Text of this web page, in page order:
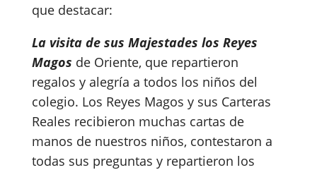
que destacar:
La visita de sus Majestades los Reyes
Magos de Oriente, que repartieron
regalos y alegría a todos los niños del
colegio. Los Reyes Magos y sus Carteras
Reales recibieron muchas cartas de
manos de nuestros niños, contestaron a
todas sus preguntas y repartieron los